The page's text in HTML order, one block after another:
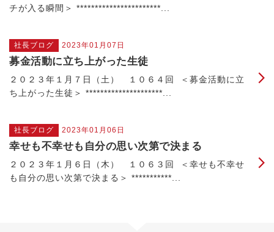
チが入る瞬間＞ ***********************...
社長ブログ 2023年01月07日
募金活動に立ち上がった生徒
２０２３年１月７日（土） １０６４回 ＜募金活動に立
ち上がった生徒＞ *********************...
社長ブログ 2023年01月06日
幸せも不幸せも自分の思い次第で決まる
２０２３年１月６日（木） １０６３回 ＜幸せも不幸せ
も自分の思い次第で決まる＞ ***********...